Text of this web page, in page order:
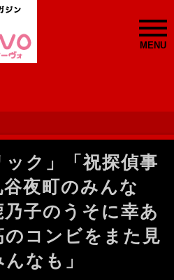
MENU
ック」「祝探偵事
夜町のみんな
子のうそに幸あ
コンビをまた見
なも」